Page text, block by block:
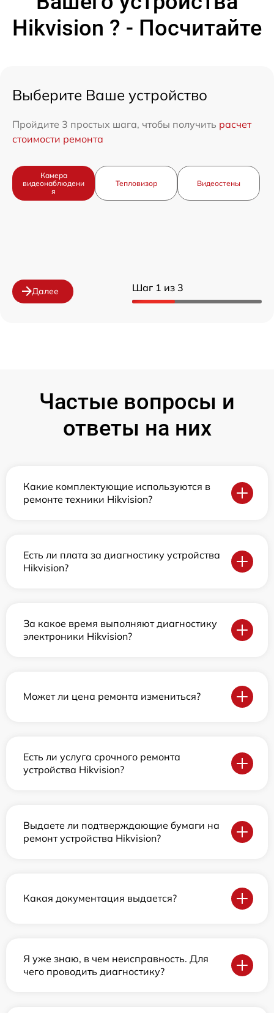
Hikvision ? - Посчитайте
Шаг 1 из 3
Выберите Ваше устройство
Пройдите 3 простых шага, чтобы получить расчет
стоимости ремонта
Камера
видеонаблюдени
я
Тепловизор Видеостены
Далее
Частые вопросы и
ответы на них
Какие комплектующие используются в
ремонте техники Hikvision?
Есть ли плата за диагностику устройства
Hikvision?
За какое время выполняют диагностику
электроники Hikvision?
Может ли цена ремонта измениться?
Есть ли услуга срочного ремонта
устройства Hikvision?
Выдаете ли подтверждающие бумаги на
ремонт устройства Hikvision?
Какая документация выдается?
Я уже знаю, в чем неисправность. Для
чего проводить диагностику?